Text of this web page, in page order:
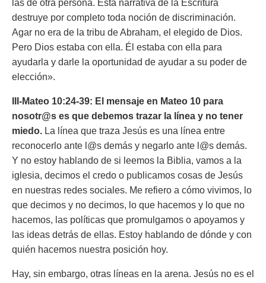
las de otra persona. Esta narrativa de la Escritura
destruye por completo toda noción de discriminación.
Agar no era de la tribu de Abraham, el elegido de Dios.
Pero Dios estaba con ella. Él estaba con ella para
ayudarla y darle la oportunidad de ayudar a su poder de
elección».
III-Mateo 10:24-39: El mensaje en Mateo 10 para
nosotr@s es que debemos trazar la línea y no tener
miedo. La línea que traza Jesús es una línea entre
reconocerlo ante l@s demás y negarlo ante l@s demás.
Y no estoy hablando de si leemos la Biblia, vamos a la
iglesia, decimos el credo o publicamos cosas de Jesús
en nuestras redes sociales. Me refiero a cómo vivimos, lo
que decimos y no decimos, lo que hacemos y lo que no
hacemos, las políticas que promulgamos o apoyamos y
las ideas detrás de ellas. Estoy hablando de dónde y con
quién hacemos nuestra posición hoy.
Hay, sin embargo, otras líneas en la arena. Jesús no es el